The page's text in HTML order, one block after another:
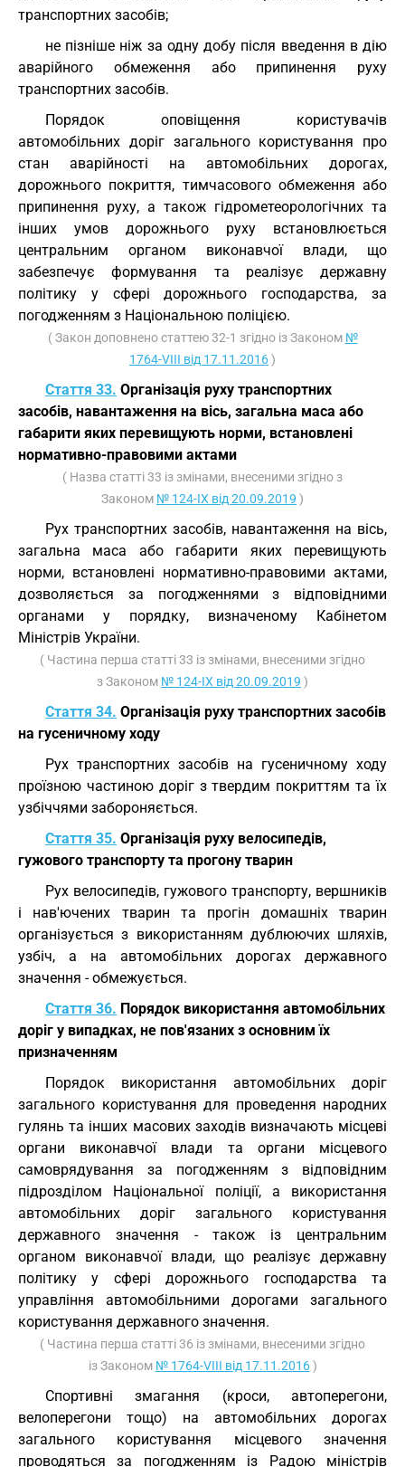
транспортних засобів;
не пізніше ніж за одну добу після введення в дію
аварійного обмеження або припинення руху
транспортних засобів.
Порядок оповіщення користувачів
автомобільних доріг загального користування про
стан аварійності на автомобільних дорогах,
дорожнього покриття, тимчасового обмеження або
припинення руху, а також гідрометеорологічних та
інших умов дорожнього руху встановлюється
центральним органом виконавчої влади, що
забезпечує формування та реалізує державну
політику у сфері дорожнього господарства, за
погодженням з Національною поліцією.
( Закон доповнено статтею 32-1 згідно із Законом №
1764-VIII від 17.11.2016)
Стаття 33. Організація руху транспортних
засобів, навантаження на вісь, загальна маса або
габарити яких перевищують норми, встановлені
нормативно-правовими актами
( Назва статті 33 із змінами, внесеними згідно з
Законом № 124-IX від 20.09.2019 )
Рух транспортних засобів, навантаження на вісь,
загальна маса або габарити яких перевищують
норми, встановлені нормативно-правовими актами,
дозволяється за погодженнями з відповідними
органами у порядку, визначеному Кабінетом
Міністрів України.
( Частина перша статті 33 із змінами, внесеними згідно
з Законом № 124-IX від 20.09.2019 )
Стаття 34. Організація руху транспортних засобів
на гусеничному ходу
Рух транспортних засобів на гусеничному ходу
проїзною частиною доріг з твердим покриттям та їх
узбіччями забороняється.
Стаття 35. Організація руху велосипедів,
гужового транспорту та прогону тварин
Рух велосипедів, гужового транспорту, вершників
і нав'ючених тварин та прогін домашніх тварин
організується з використанням дублюючих шляхів,
узбіч, а на автомобільних дорогах державного
значення - обмежується.
Стаття 36. Порядок використання автомобільних
доріг у випадках, не пов'язаних з основним їх
призначенням
Порядок використання автомобільних доріг
загального користування для проведення народних
гулянь та інших масових заходів визначають місцеві
органи виконавчої влади та органи місцевого
самоврядування за погодженням з відповідним
підрозділом Національної поліції, а використання
автомобільних доріг загального користування
державного значення - також із центральним
органом виконавчої влади, що реалізує державну
політику у сфері дорожнього господарства та
управління автомобільними дорогами загального
користування державного значення.
( Частина перша статті 36 із змінами, внесеними згідно
із Законом № 1764-VIII від 17.11.2016)
Спортивні змагання (кроси, автоперегони,
велоперегони тощо) на автомобільних дорогах
загального користування місцевого значення
проводяться за погодженням із Радою міністрів